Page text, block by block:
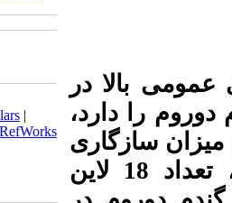
Download citation:
BibTeX
RIS| EndNote Medlars|
ProCite| Reference Manager|RefWorks
Send citation to:
Zotero